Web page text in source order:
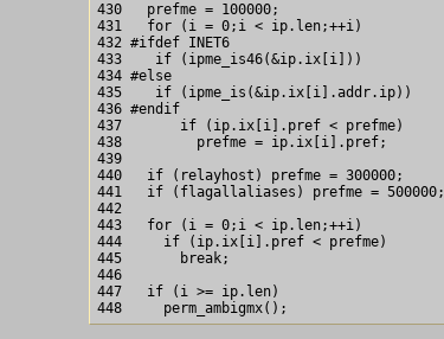
430   prefme = 100000;
431   for (i = 0;i < ip.len;++i)
432 #ifdef INET6
433    if (ipme_is46(&ip.ix[i]))
434 #else
435    if (ipme_is(&ip.ix[i].addr.ip))
436 #endif
437       if (ip.ix[i].pref < prefme)
438         prefme = ip.ix[i].pref;
439
440   if (relayhost) prefme = 300000;
441   if (flagallaliases) prefme = 500000;
442
443   for (i = 0;i < ip.len;++i)
444     if (ip.ix[i].pref < prefme)
445       break;
446
447   if (i >= ip.len)